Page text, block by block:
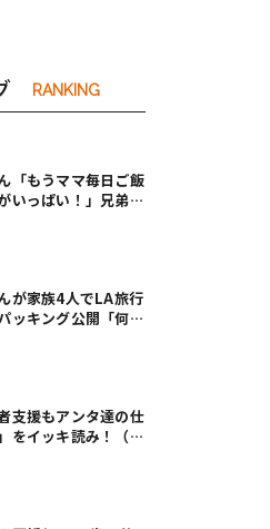
RANKING
「もうママ毎日ご飯
いっぱい！」兄弟夏
が家族4人でLA旅行
ッキング公開「何が
支援もアンタ達の仕
をイッキ読み！（右